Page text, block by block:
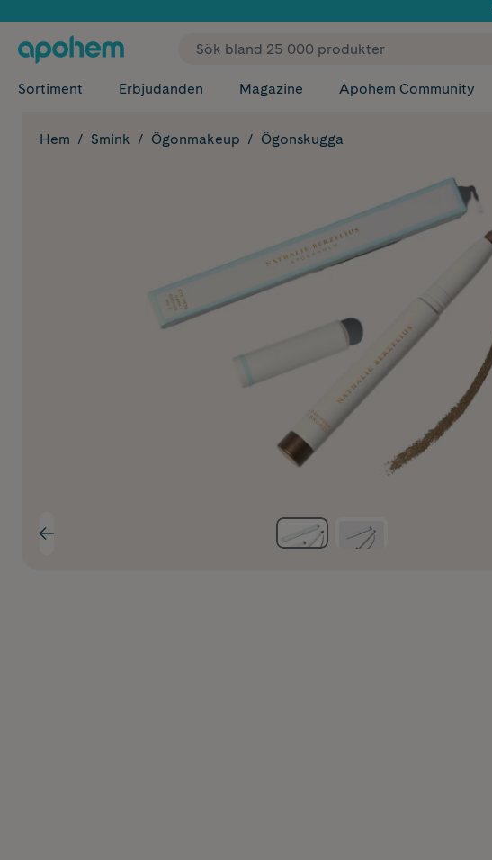
Sortiment Erbjudanden Magazine Apohem Community
Hem Smink Ögonmakeup Ögonskugga